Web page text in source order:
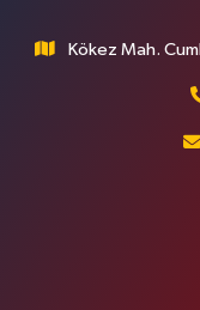
Kökez Mah.